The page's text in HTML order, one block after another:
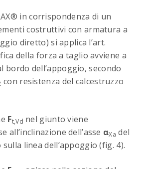
in corrispondenza di un
costruttivi con armatura a
diretto) si applica l’art.
della forza a taglio avviene a
bordo dell’appoggio, secondo
con resistenza del calcestruzzo
Ft,Vd nel giunto viene
all’inclinazione dell’asse αXa del
linea dell’appoggio (fig. 4).